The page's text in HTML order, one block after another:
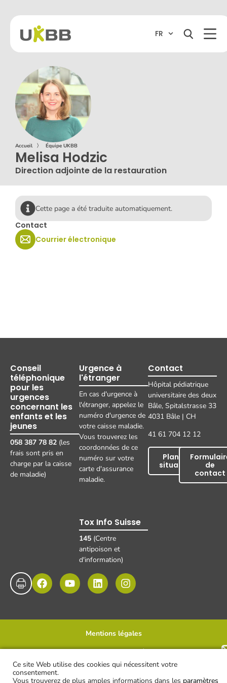
FR
Accueil 〉 Équipe UKBB
Melisa Hodzic
Direction adjointe de la restauration
Cette page a été traduite automatiquement.
Contact
Courrier électronique
Conseil
téléphonique
pour les
urgences
concernant les
enfants et les
jeunes
058 387 78 82 (les
frais sont pris en
charge par la caisse
de maladie)
Urgence à
l'étranger
En cas d'urgence à
l'étranger, appelez le
numéro d'urgence de
votre caisse maladie.
Vous trouverez les
coordonnées de ce
numéro sur votre
carte d'assurance
maladie.
Tox Info Suisse
145 (Centre
antipoison et
d'information)
Contact
Hôpital pédiatrique
universitaire des deux
Bâle, Spitalstrasse 33
4031 Bâle | CH
41 61 704 12 12
Plan de
situation
de
contact
UKBB, 2025
Mentions légales
Protection des données
Disclaimer et clause de non-responsabilité